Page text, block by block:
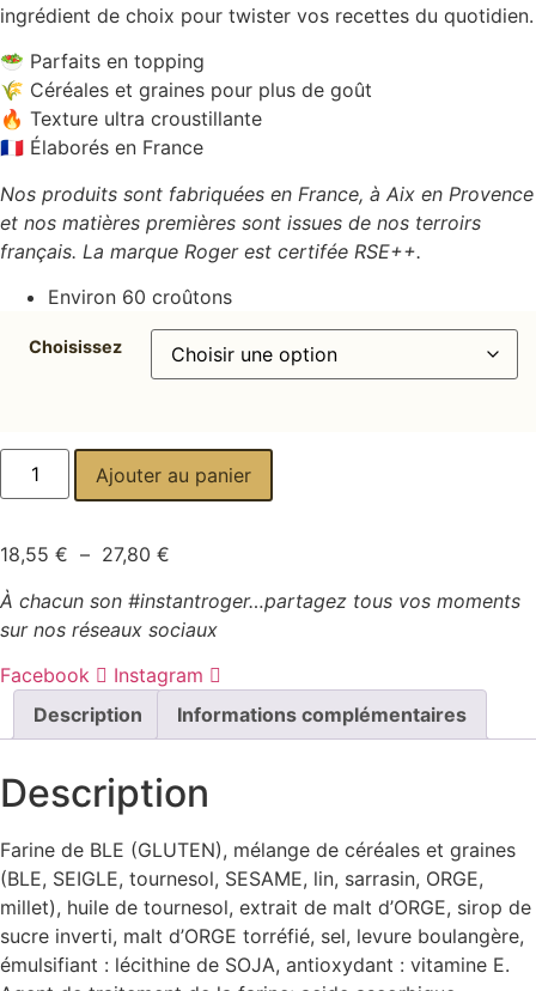
ingrédient de choix pour twister vos recettes du quotidien.
🥗 Parfaits en topping
🌾 Céréales et graines pour plus de goût
🔥 Texture ultra croustillante
🇫🇷 Élaborés en France
Nos produits sont fabriquées en France, à Aix en Provence
et nos matières premières sont issues de nos terroirs
français. La marque Roger est certifée RSE++.
Environ 60 croûtons
Choisissez
quantité
Croûtons
Ajouter au panier
18,55 € – 27,80 €
prix :
18,55 €
à
27,80 €
À chacun son #instantroger…partagez tous vos moments
sur nos réseaux sociaux
Facebook
Instagram
Description
Informations complémentaires
Description
Farine de BLE (GLUTEN), mélange de céréales et graines
(BLE, SEIGLE, tournesol, SESAME, lin, sarrasin, ORGE,
millet), huile de tournesol, extrait de malt d’ORGE, sirop de
sucre inverti, malt d’ORGE torréfié, sel, levure boulangère,
émulsifiant : lécithine de SOJA, antioxydant : vitamine E.